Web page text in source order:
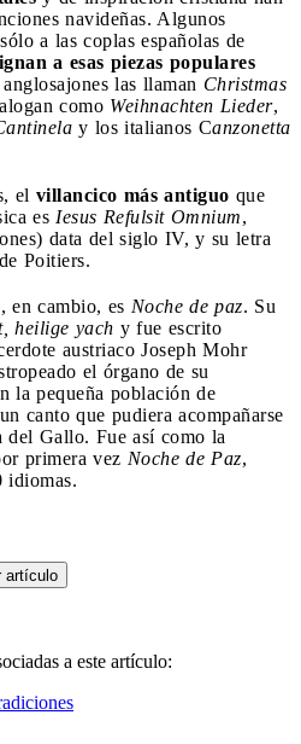
navideñas. Algunos
sólo a las coplas españolas de
a esas piezas populares
las llaman Christmas
como Weihnachten Lieder,
y los italianos Canzonetta
el villancico más antiguo que
es Iesus Refulsit Omnium,
data del siglo IV, y su letra
Poitiers.
, en cambio, es Noche de paz. Su
heilige yach y fue escrito
austriaco Joseph Mohr
el órgano de su
la pequeña población de
canto que pudiera acompañarse
Gallo. Fue así como la
primera vez Noche de Paz,
idiomas.
artículo
a este artículo: